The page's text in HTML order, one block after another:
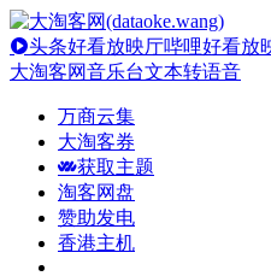
头条好看放映厅哔哩好看放
大淘客网音乐台文本转语音
万商云集
大淘客券
获取主题
淘客网盘
赞助发电
香港主机